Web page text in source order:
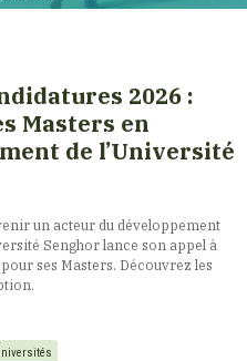
2026 :
Masters en
de l’Université
un acteur du développement
Senghor lance son appel à
ses Masters. Découvrez les